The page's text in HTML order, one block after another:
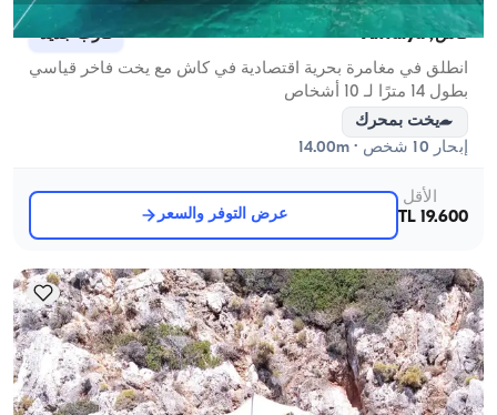
قاش, Antalya قارب جديد
انطلق في مغامرة بحرية اقتصادية في كاش مع يخت فاخر قياسي
بطول 14 مترًا لـ 10 أشخاص
يخت بمحرك
إبحار 10 شخص · 14.00m
الأقل
19.600 TL
عرض التوفر والسعر